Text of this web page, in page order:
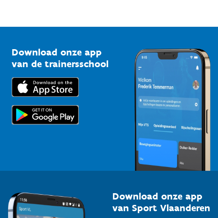
Bedrijven
Trainers en begeleiders
Topsporters
Vlaamse Trainersschool
Kennisplatform
Downloads
Voor de pers
Download onze app
van de trainersschool
Download onze app
van Sport Vlaanderen